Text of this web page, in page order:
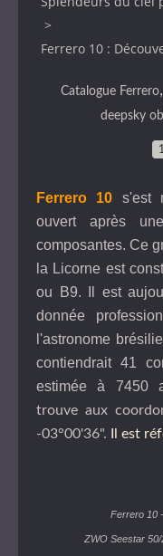
>
Ferrero 10 :
Catalogue Ferrero,
deepsky
Ferrero 10 s'est
ouvert après
composantes. Ce
la Licorne est
ou B9. Il est
donnée
l'astronome
contiendrait 41
estimée à 7450
trouve aux
-03°00'36".
Il est
Ferrero 10
ZWO Seestar